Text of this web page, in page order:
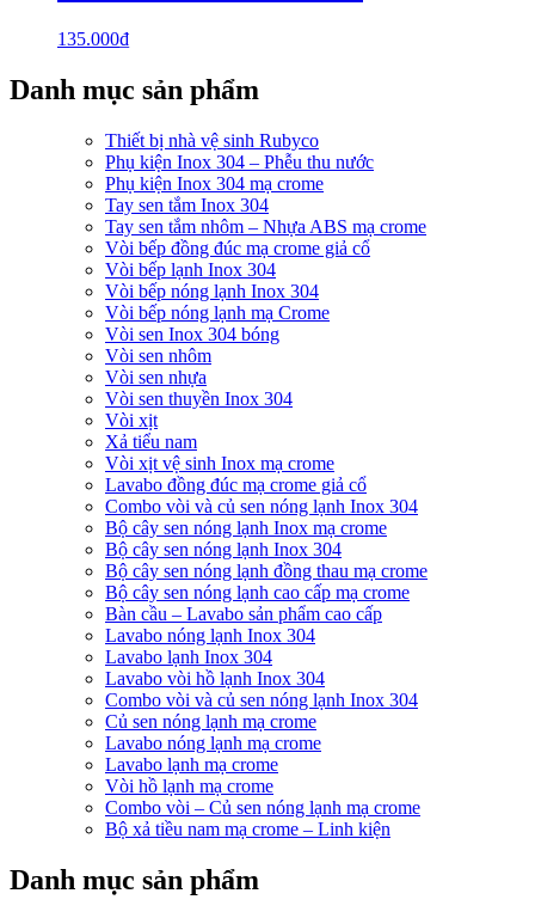
135.000₫
Danh mục sản phẩm
Thiết bị nhà vệ sinh Rubyco
Phụ kiện Inox 304 – Phễu thu nước
Phụ kiện Inox 304 mạ crome
Tay sen tắm Inox 304
Tay sen tắm nhôm – Nhựa ABS mạ crome
Vòi bếp đồng đúc mạ crome giả cổ
Vòi bếp lạnh Inox 304
Vòi bếp nóng lạnh Inox 304
Vòi bếp nóng lạnh mạ Crome
Vòi sen Inox 304 bóng
Vòi sen nhôm
Vòi sen nhựa
Vòi sen thuyền Inox 304
Vòi xịt
Xả tiểu nam
Vòi xịt vệ sinh Inox mạ crome
Lavabo đồng đúc mạ crome giả cổ
Combo vòi và củ sen nóng lạnh Inox 304
Bộ cây sen nóng lạnh Inox mạ crome
Bộ cây sen nóng lạnh Inox 304
Bộ cây sen nóng lạnh đồng thau mạ crome
Bộ cây sen nóng lạnh cao cấp mạ crome
Bàn cầu – Lavabo sản phẩm cao cấp
Lavabo nóng lạnh Inox 304
Lavabo lạnh Inox 304
Lavabo vòi hồ lạnh Inox 304
Combo vòi và củ sen nóng lạnh Inox 304
Củ sen nóng lạnh mạ crome
Lavabo nóng lạnh mạ crome
Lavabo lạnh mạ crome
Vòi hồ lạnh mạ crome
Combo vòi – Củ sen nóng lạnh mạ crome
Bộ xả tiều nam mạ crome – Linh kiện
Danh mục sản phẩm